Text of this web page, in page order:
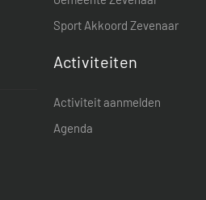
Sport Akkoord Zevenaar
Activiteiten
Activiteit aanmelden
Agenda